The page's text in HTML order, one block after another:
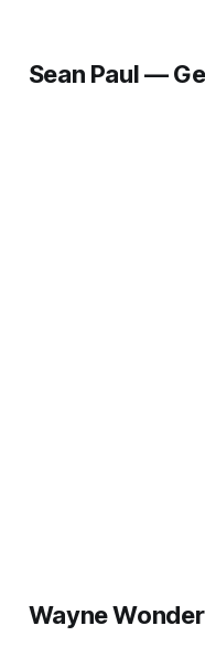
Sean Paul —
Wayne